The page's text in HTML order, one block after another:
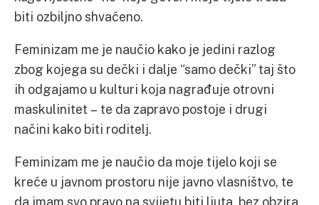
biti ozbiljno shvaćeno.
Feminizam me je naučio kako je jedini razlog
zbog kojega su dečki i dalje “samo dečki” taj što
ih odgajamo u kulturi koja nagrađuje otrovni
maskulinitet – te da zapravo postoje i drugi
načini kako biti roditelj.
Feminizam me je naučio da moje tijelo koji se
kreće u javnom prostoru nije javno vlasništvo, te
da imam svo pravo na svijetu biti ljuta, bez obzira